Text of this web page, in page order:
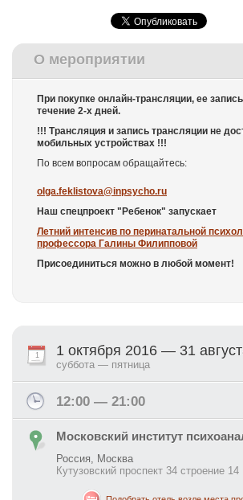
О мероприятии
При покупке онлайн-трансляции, ее
течение 2-х дней.
!!! Трансляция и запись трансляции не
мобильных устройствах !!!
По всем вопросам обращайтесь:
olga.feklistova@inpsycho.ru
Наш спецпроект "Ребенок" запускает
Летний интенсив по перинатальной
профессора Галины Филипповой
Присоединиться можно в любой момент!
1 1 октября 2016 — 31
суббота — пятница
12:00 — 21:00
Московский институт
Россия, Москва
Кутузовский проспект 34 строение 14